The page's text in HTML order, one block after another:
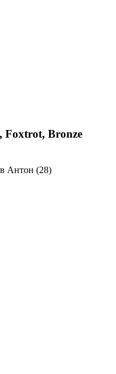
Foxtrot, Bronze
Антон (28)